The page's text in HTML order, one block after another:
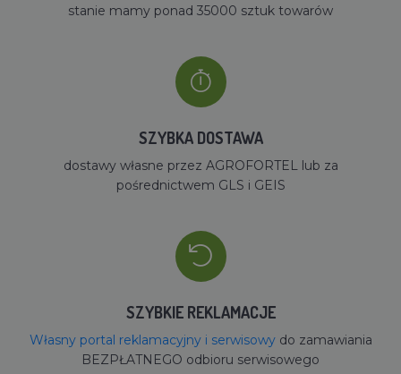
stanie mamy ponad 35000 sztuk towarów
SZYBKA DOSTAWA
dostawy własne przez AGROFORTEL lub za
pośrednictwem GLS i GEIS
SZYBKIE REKLAMACJE
Własny portal reklamacyjny i serwisowydo zamawiania
BEZPŁATNEGO odbioru serwisowego